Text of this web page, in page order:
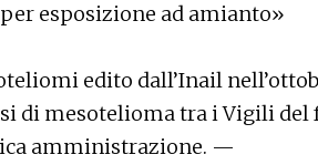
esposizione ad amianto»
edito dall’Inail
di mesotelioma tra i Vigili del
amministrazione. —